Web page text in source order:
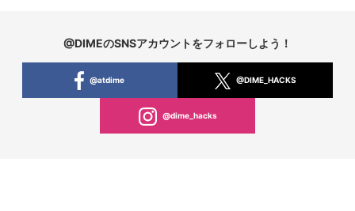
@DIMEのSNSアカウントをフォローしよう！
@atdime @DIME_HACKS
@dime_hacks